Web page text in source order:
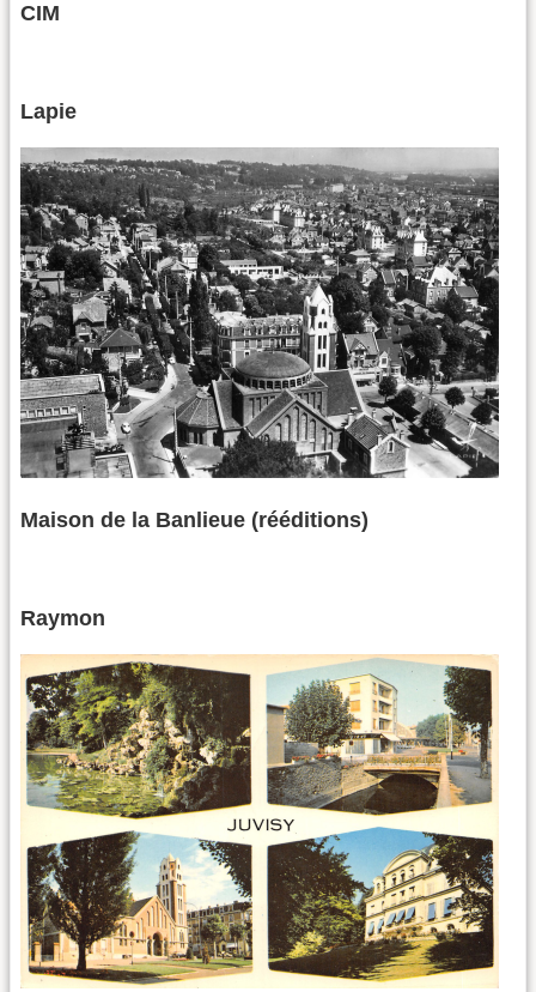
CIM
Lapie
Maison de la Banlieue (rééditions)
Raymon